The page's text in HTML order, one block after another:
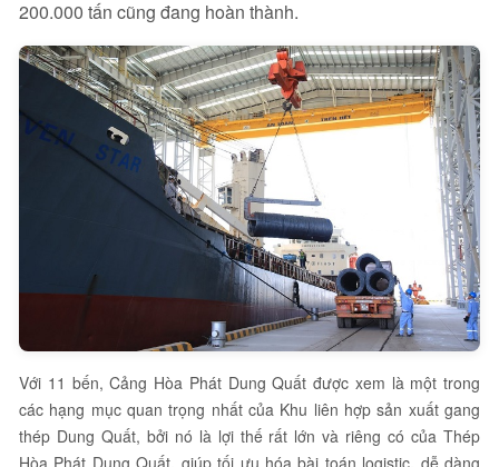
200.000 tấn cũng đang hoàn thành.
Với 11 bến, Cảng Hòa Phát Dung Quất được xem là một trong
các hạng mục quan trọng nhất của Khu liên hợp sản xuất gang
thép Dung Quất, bởi nó là lợi thế rất lớn và riêng có của Thép